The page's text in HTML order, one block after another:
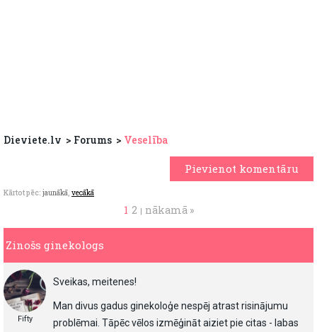
Dieviete.lv Forums Veselība
Pievienot komentāru
Kārtot pēc: jaunākā, vecākā
1 2 nākamā »
Zinošs ginekologs
Fifty
Sveikas, meitenes!
Man divus gadus ginekoloģe nespēj atrast risinājumu
problēmai. Tāpēc vēlos izmēģināt aiziet pie citas - labas